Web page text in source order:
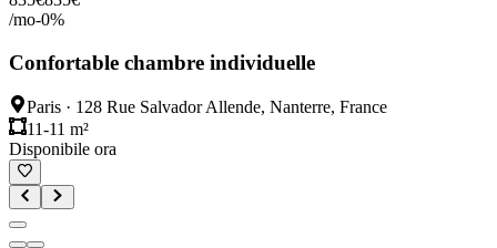
/mo-0%
Confortable chambre individuelle
Paris · 128 Rue Salvador Allende, Nanterre, France
11-11 m²
Disponibile ora